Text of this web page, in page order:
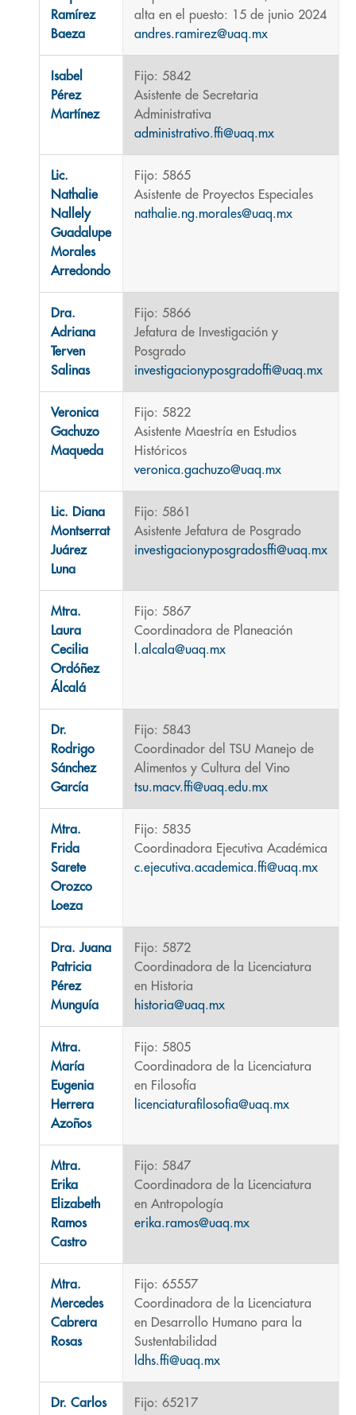
Ramírez
Baeza
alta en el puesto: 15 de junio 2024
andres.ramirez@uaq.mx
Isabel
Pérez
Martínez
Fijo: 5842
Asistente de Secretaria
Administrativa
administrativo.ffi@uaq.mx
Lic.
Nathalie
Nallely
Guadalupe
Morales
Arredondo
Fijo: 5865
Asistente de Proyectos Especiales
nathalie.ng.morales@uaq.mx
Dra.
Adriana
Terven
Salinas
Fijo: 5866
Jefatura de Investigación y
Posgrado
investigacionyposgradoffi@uaq.mx
Veronica
Gachuzo
Maqueda
Fijo: 5822
Asistente Maestría en Estudios
Históricos
veronica.gachuzo@uaq.mx
Lic. Diana
Montserrat
Juárez
Luna
Fijo: 5861
Asistente Jefatura de Posgrado
investigacionyposgradosffi@uaq.mx
Mtra.
Laura
Cecilia
Ordóñez
Álcalá
Fijo: 5867
Coordinadora de Planeación
l.alcala@uaq.mx
Dr.
Rodrigo
Sánchez
García
Fijo: 5843
Coordinador del TSU Manejo de
Alimentos y Cultura del Vino
tsu.macv.ffi@uaq.edu.mx
Mtra.
Frida
Sarete
Orozco
Loeza
Fijo: 5835
Coordinadora Ejecutiva Académica
c.ejecutiva.academica.ffi@uaq.mx
Dra. Juana
Patricia
Pérez
Munguía
Fijo: 5872
Coordinadora de la Licenciatura
en Historia
historia@uaq.mx
Mtra.
María
Eugenia
Herrera
Azoños
Fijo: 5805
Coordinadora de la Licenciatura
en Filosofía
licenciaturafilosofia@uaq.mx
Mtra.
Erika
Elizabeth
Ramos
Castro
Fijo: 5847
Coordinadora de la Licenciatura
en Antropología
erika.ramos@uaq.mx
Mtra.
Mercedes
Cabrera
Rosas
Fijo: 65557
Coordinadora de la Licenciatura
en Desarrollo Humano para la
Sustentabilidad
ldhs.ffi@uaq.mx
Dr. Carlos
Fijo: 65217